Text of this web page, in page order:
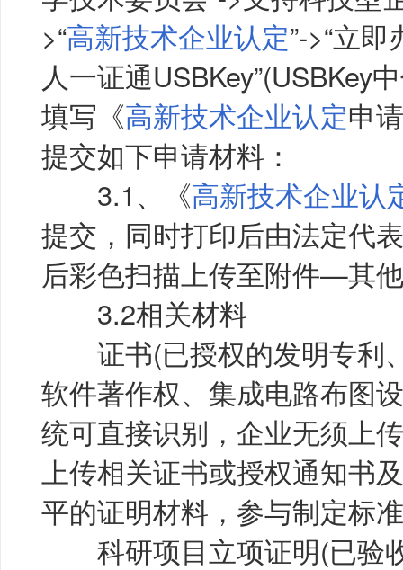
>“高新技术企业认定”->“立即
人一证通USBKey”(USBKey
填写《高新技术企业认定申
提交如下申请材料：
3.1、《高新技术企业认
提交，同时打印后由法定代
后彩色扫描上传至附件—其
3.2相关材料
证书(已授权的发明专利
软件著作权、集成电路布图
统可直接识别，企业无须上
上传相关证书或授权通知书
平的证明材料，参与制定标
科研项目立项证明(已验